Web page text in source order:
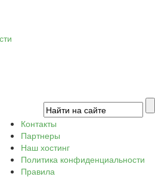
Контакты
Партнеры
Наш хостинг
Политика конфиденциальности
Правила